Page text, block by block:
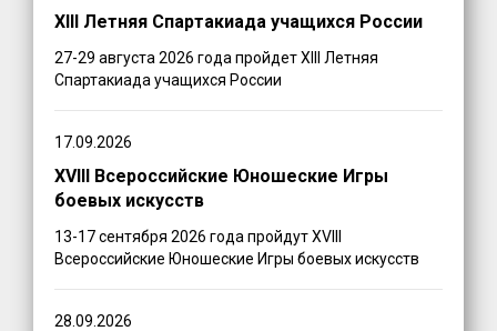
XIII Летняя Спартакиада учащихся России
27-29 августа 2026 года пройдет XIII Летняя
Спартакиада учащихся России
17.09.2026
XVIII Всероссийские Юношеские Игры
боевых искусств
13-17 сентября 2026 года пройдут XVIII
Всероссийские Юношеские Игры боевых искусств
28.09.2026